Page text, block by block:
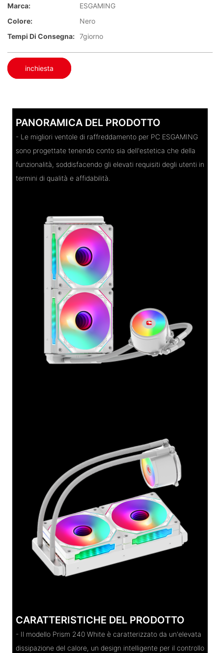
Marca:
ESGAMING
Colore:
Nero
Tempi Di Consegna: 7giorno
inchiesta
PANORAMICA DEL PRODOTTO
- Le migliori ventole di raffreddamento per PC ESGAMING
sono progettate tenendo conto sia dell'estetica che della
funzionalità, soddisfacendo gli elevati requisiti degli utenti in
termini di qualità e affidabilità.
CARATTERISTICHE DEL PRODOTTO
- Il modello Prism 240 White è caratterizzato da un'elevata
dissipazione del calore, un design intelligente per il controllo